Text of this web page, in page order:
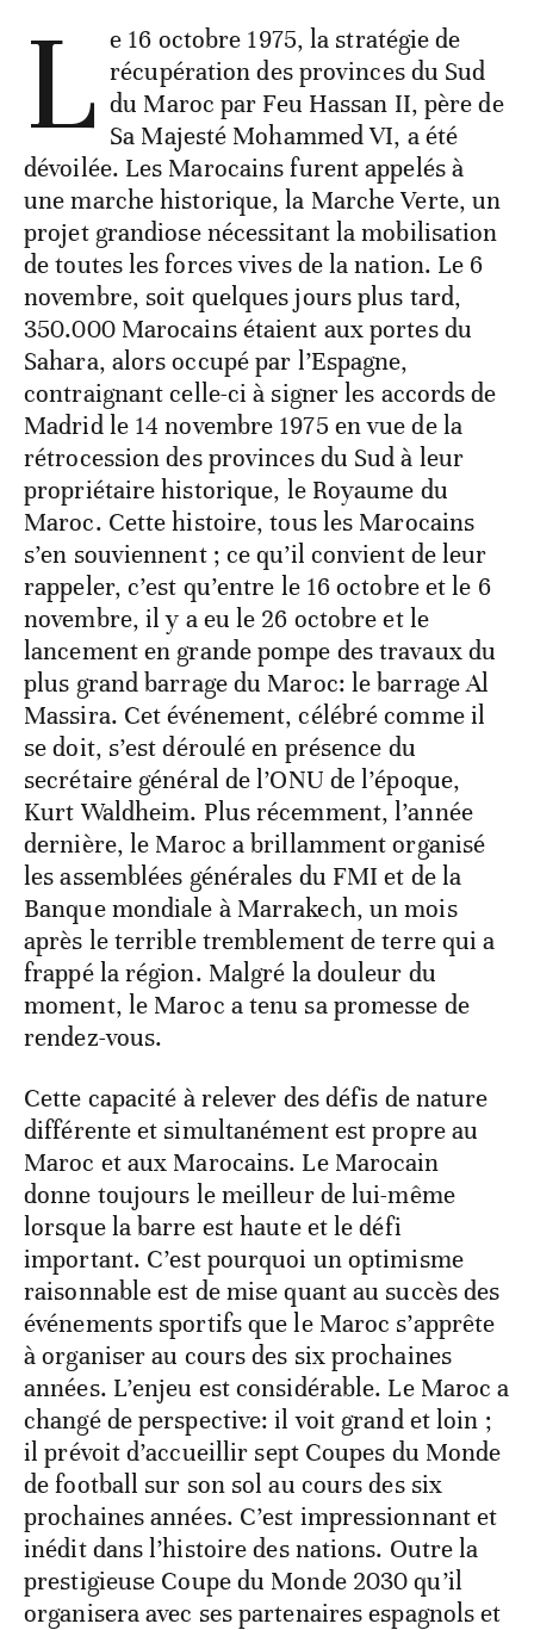
L e 16 octobre 1975, la stratégie de
récupération des provinces du Sud
du Maroc par Feu Hassan II, père de
Sa Majesté Mohammed VI, a été
dévoilée. Les Marocains furent appelés à
une marche historique, la Marche Verte, un
projet grandiose nécessitant la mobilisation
de toutes les forces vives de la nation. Le 6
novembre, soit quelques jours plus tard,
350.000 Marocains étaient aux portes du
Sahara, alors occupé par l’Espagne,
contraignant celle-ci à signer les accords de
Madrid le 14 novembre 1975 en vue de la
rétrocession des provinces du Sud à leur
propriétaire historique, le Royaume du
Maroc. Cette histoire, tous les Marocains
s’en souviennent ; ce qu’il convient de leur
rappeler, c’est qu’entre le 16 octobre et le 6
novembre, il y a eu le 26 octobre et le
lancement en grande pompe des travaux du
plus grand barrage du Maroc: le barrage Al
Massira. Cet événement, célébré comme il
se doit, s’est déroulé en présence du
secrétaire général de l’ONU de l’époque,
Kurt Waldheim. Plus récemment, l’année
dernière, le Maroc a brillamment organisé
les assemblées générales du FMI et de la
Banque mondiale à Marrakech, un mois
après le terrible tremblement de terre qui a
frappé la région. Malgré la douleur du
moment, le Maroc a tenu sa promesse de
rendez-vous.
Cette capacité à relever des défis de nature
différente et simultanément est propre au
Maroc et aux Marocains. Le Marocain
donne toujours le meilleur de lui-même
lorsque la barre est haute et le défi
important. C’est pourquoi un optimisme
raisonnable est de mise quant au succès des
événements sportifs que le Maroc s’apprête
à organiser au cours des six prochaines
années. L’enjeu est considérable. Le Maroc a
changé de perspective: il voit grand et loin ;
il prévoit d’accueillir sept Coupes du Monde
de football sur son sol au cours des six
prochaines années. C’est impressionnant et
inédit dans l’histoire des nations. Outre la
prestigieuse Coupe du Monde 2030 qu’il
organisera avec ses partenaires espagnols et